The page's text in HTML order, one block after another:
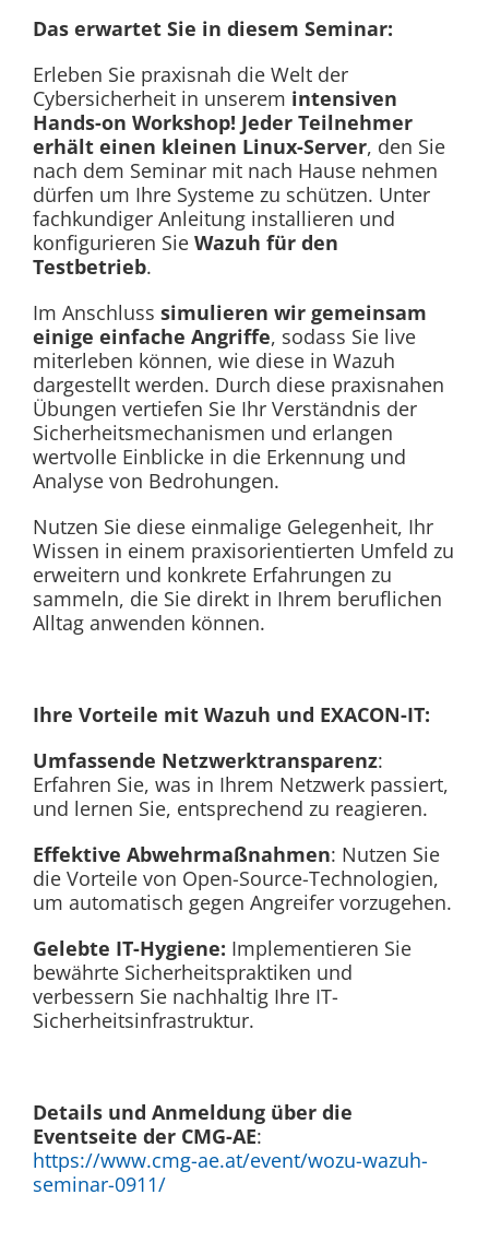
Das erwartet Sie in diesem Seminar:
Erleben Sie praxisnah die Welt der
Cybersicherheit in unserem intensiven
Hands-on Workshop! Jeder Teilnehmer
erhält einen kleinen Linux-Server, den Sie
nach dem Seminar mit nach Hause nehmen
dürfen um Ihre Systeme zu schützen. Unter
fachkundiger Anleitung installieren und
konfigurieren Sie Wazuh für den
Testbetrieb.
Im Anschluss simulieren wir gemeinsam
einige einfache Angriffe, sodass Sie live
miterleben können, wie diese in Wazuh
dargestellt werden. Durch diese praxisnahen
Übungen vertiefen Sie Ihr Verständnis der
Sicherheitsmechanismen und erlangen
wertvolle Einblicke in die Erkennung und
Analyse von Bedrohungen.
Nutzen Sie diese einmalige Gelegenheit, Ihr
Wissen in einem praxisorientierten Umfeld zu
erweitern und konkrete Erfahrungen zu
sammeln, die Sie direkt in Ihrem beruflichen
Alltag anwenden können.
Ihre Vorteile mit Wazuh und EXACON-IT:
Umfassende Netzwerktransparenz:
Erfahren Sie, was in Ihrem Netzwerk passiert,
und lernen Sie, entsprechend zu reagieren.
Effektive Abwehrmaßnahmen: Nutzen Sie
die Vorteile von Open-Source-Technologien,
um automatisch gegen Angreifer vorzugehen.
Gelebte IT-Hygiene: Implementieren Sie
bewährte Sicherheitspraktiken und
verbessern Sie nachhaltig Ihre IT-
Sicherheitsinfrastruktur.
Details und Anmeldung über die
Eventseite der CMG-AE:
https://www.cmg-ae.at/event/wozu-wazuh-
seminar-0911/